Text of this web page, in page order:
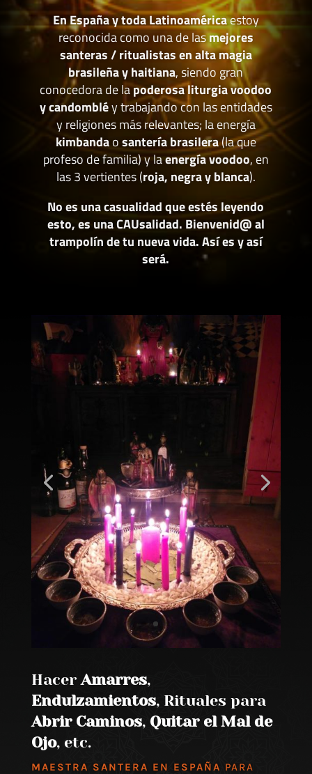
En España y toda Latinoaméricaestoy
reconocida como una de lasmejores
santeras / ritualistas en alta magia
brasileña y haitiana, siendo gran
conocedora de lapoderosa liturgia voodoo
y candombléy trabajando con las entidades
y religiones más relevantes; la energía
kimbandaosantería brasilera(la que
profeso de familia) y laenergía voodoo, en
las 3 vertientes (roja, negra y blanca).
No es una casualidad que estés leyendo
esto, es una CAUsalidad. Bienvenid@ al
trampolín de tu nueva vida. Así es y así
será.
Hacer Amarres,
Endulzamientos, Rituales para
Abrir Caminos, Quitar el Mal de
Ojo, etc.
MAESTRA SANTERA EN ESPAÑA PARA